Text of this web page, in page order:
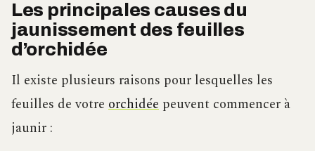
Les principales causes du
jaunissement des feuilles
d’orchidée
Il existe plusieurs raisons pour lesquelles les
feuilles de votre orchidée peuvent commencer à
jaunir :